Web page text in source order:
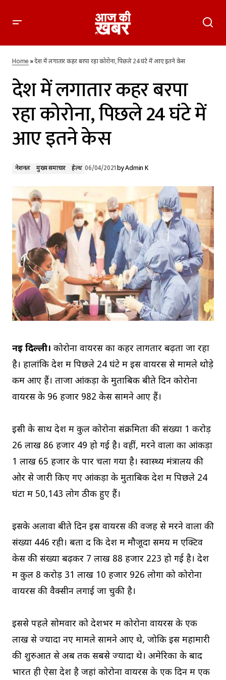
देश में लगातार कहर बरपा रहा कोरोना, पिछले 24 घंटे में आए इतने केस
Home»देश में लगातार कहर बरपा रहा कोरोना, पिछले 24 घंटे में आए इतने केस
देश में लगातार कहर बरपा
रहा कोरोना, पिछले 24 घंटे में
आए इतने केस
नेशनल मुख्य समाचार हेल्थ 06/04/2021byAdmin K
नई दिल्ली। कोरोना वायरस का कहर लागतार बढ़ता जा रहा
है। हालांकि देश में पिछले 24 घंटे में इस वायरस से मामले थोड़े
कम आए हैं। ताजा आंकड़ों के मुताबिक बीते दिन कोरोना
वायरस के 96 हजार 982 केस सामने आए हैं।
इसी के साथ देश में कुल कोरोना संक्रमितों की संख्या 1 करोड़
26 लाख 86 हजार 49 हो गई है। वहीं, मरने वालों का आंकड़ा
1 लाख 65 हजार के पार चला गया है। स्वास्थ्य मंत्रालय की
ओर से जारी किए गए आंकड़ों के मुताबिक देश में पिछले 24
घंटों में 50,143 लोग ठीक हुए हैं।
इसके अलावा बीते दिन इस वायरस की वजह से मरने वालों की
संख्या 446 रही। बता दें कि देश में मौजूदा समय में एक्टिव
केस की संख्या बढ़कर 7 लाख 88 हजार 223 हो गई है। देश
में कुल 8 करोड़ 31 लाख 10 हजार 926 लोगों को कोरोना
वायरस की वैक्सीन लगाई जा चुकी है।
इससे पहले सोमवार को देशभर में कोरोना वायरस के एक
लाख से ज्यादा नए मामले सामने आए थे, जोकि इस महामारी
की शुरुआत से अब तक सबसे ज्यादा थे। अमेरिका के बाद
भारत ही ऐसा देश है जहां कोरोना वायरस के एक दिन में एक